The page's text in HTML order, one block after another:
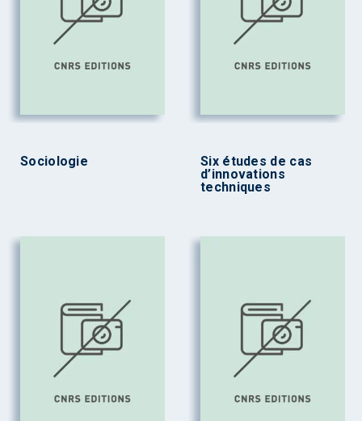
Sociologie
Six études de cas
d’innovations
techniques